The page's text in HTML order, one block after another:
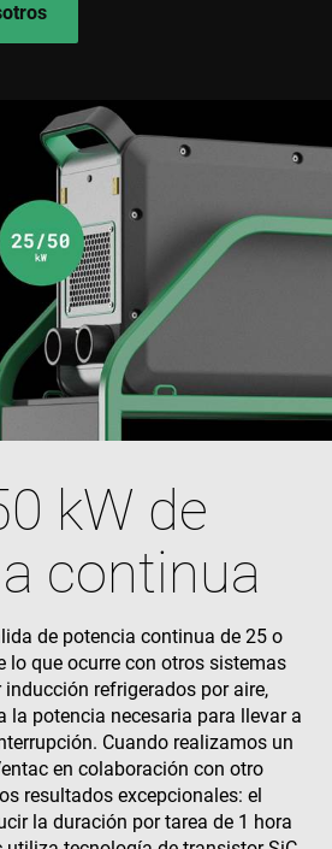
kW de
continua
de potencia continua de 25 o
lo que ocurre con otros sistemas
refrigerados por aire,
la potencia necesaria para llevar a
Cuando realizamos un
en colaboración con otro
resultados excepcionales: el
la duración por tarea de 1 hora